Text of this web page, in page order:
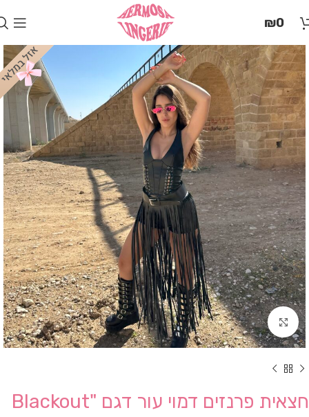
זֶה
מַעֲרֶכֶת
"המרכז
הישראלי
לְהַנְגָּשָׁת
אָתָרִים".
הַמְּסַיַּעַת
לִנְגִישׁוּת
הָאֲתָר.
לִפְתִיחַת
תַּפְרִיט
הֵנְּגִישׁוּת
לְחַץ
ALT+0
₪0
Click to enlarge
חצאית פרנזים דמוי עור דגם "Blackout